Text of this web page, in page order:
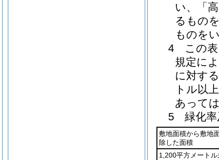
い、「
るもの
ものを
4 この表
規定に
に対す
トル以
あって
5 緑化率
敷地面積から敷地
除した面積
1,200平方メートル